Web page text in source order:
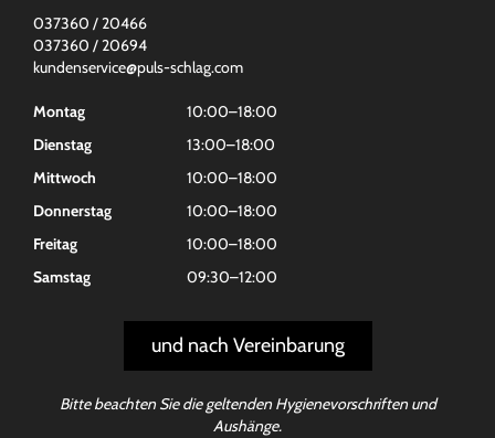
037360 / 20466
037360 / 20694
kundenservice@puls-schlag.com
Montag
10:00–18:00
Dienstag
13:00–18:00
Mittwoch
10:00–18:00
Donnerstag
10:00–18:00
Freitag
10:00–18:00
Samstag
09:30–12:00
und nach Vereinbarung
Bitte beachten Sie die geltenden Hygienevorschriften und
Aushänge.